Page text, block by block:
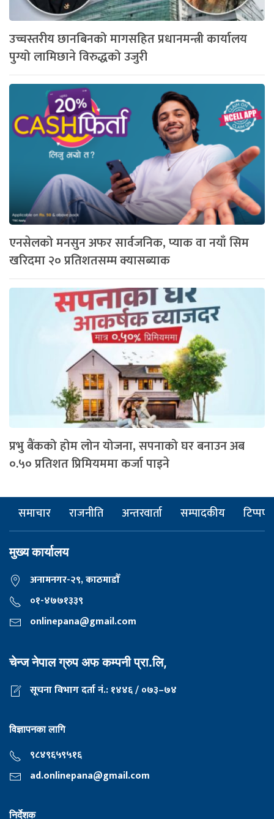
उच्चस्तरीय छानबिनको मागसहित प्रधानमन्त्री कार्यालय
पुग्यो लामिछाने विरुद्धको उजुरी
एनसेलको मनसुन अफर सार्वजनिक, प्याक वा नयाँ सिम
खरिदमा २० प्रतिशतसम्म क्यासब्याक
प्रभु बैंकको होम लोन योजना, सपनाको घर बनाउन अब
०.५० प्रतिशत प्रिमियममा कर्जा पाइने
समाचार राजनीति अन्तरवार्ता सम्पादकीय टिप्पणी
मुख्य कार्यालय
अनामनगर-२९, काठमाडाैँ
०१-४७७१३३९
onlinepana@gmail.com
चेन्ज नेपाल ग्रुप अफ कम्पनी प्रा.लि,
सूचना विभाग दर्ता नं.: १४४६ / ०७३–७४
विज्ञापनका लागि
९८४९६५९५१६
ad.onlinepana@gmail.com
निर्देशक